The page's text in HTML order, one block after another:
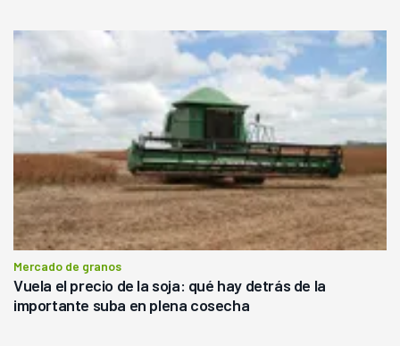
Mercado de granos
Vuela el precio de la soja: qué hay detrás de la
importante suba en plena cosecha